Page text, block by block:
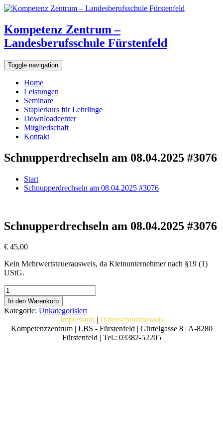
Kompetenz Zentrum –
Landesberufsschule Fürstenfeld
Toggle navigation
Home
Leistungen
Seminare
Staplerkurs für Lehrlinge
Downloadcenter
Mitgliedschaft
Kontakt
Schnupperdrechseln am 08.04.2025 #3076
Start
Schnupperdrechseln am 08.04.2025 #3076
Schnupperdrechseln am 08.04.2025 #3076
€ 45,00
Kein Mehrwertsteuerausweis, da Kleinunternehmer nach §19 (1)
UStG.
Schnupperdrechseln
am
08.04.2025
#3076
Menge
In den Warenkorb
Kategorie: Unkategorisiert
Impressum| Datenschutzhinweis
Kompetenzzentrum | LBS - Fürstenfeld | Gürtelgasse 8 | A-8280
Fürstenfeld | Tel.: 03382-52205